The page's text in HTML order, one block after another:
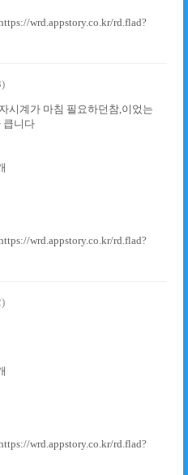
wrd.appstory.co.kr/rd.flad?
시계가 마침 필요하던참,이었는
큽니다
wrd.appstory.co.kr/rd.flad?
wrd.appstory.co.kr/rd.flad?